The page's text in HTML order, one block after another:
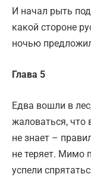
И начал рыть
какой стороне
ночью
Глава 5
Едва вошли в
жаловаться, что
не знает –
не теряет. Мимо
успели